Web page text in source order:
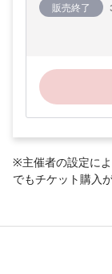
販売終了
※主催者の設定に
でもチケット購入